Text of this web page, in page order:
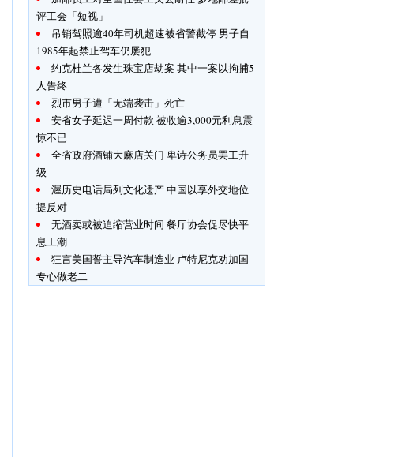
评工会「短视」
吊销驾照逾40年司机超速被省警截停 男子自
1985年起禁止驾车仍屡犯
约克杜兰各发生珠宝店劫案 其中一案以拘捕5
人告终
烈市男子遭「无端袭击」死亡
安省女子延迟一周付款 被收逾3,000元利息震
惊不已
全省政府酒铺大麻店关门 卑诗公务员罢工升
级
渥历史电话局列文化遗产 中国以享外交地位
提反对
无酒卖或被迫缩营业时间 餐厅协会促尽快平
息工潮
狂言美国誓主导汽车制造业 卢特尼克劝加国
专心做老二